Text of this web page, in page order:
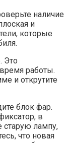
наличие
и
которые
Это
работы.
и открутите
блок фар.
в
старую лампу,
что новая